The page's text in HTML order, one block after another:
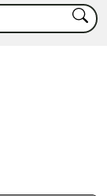
Buscar